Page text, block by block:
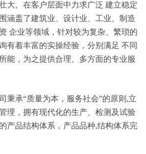
大。在客户层面中力求广泛 建立稳定
涵盖了建筑业、设计业、工业、制造
企业等领域，针对较为复杂、繁琐的
有着丰富的实操经验，分别满足 不同
能，为之提供合理、多方面的专业服
秉承“质量为本，服务社会”的原则,立
理，拥有现代化的生产、检测及试验
产品结构体系，产品品种,结构体系完